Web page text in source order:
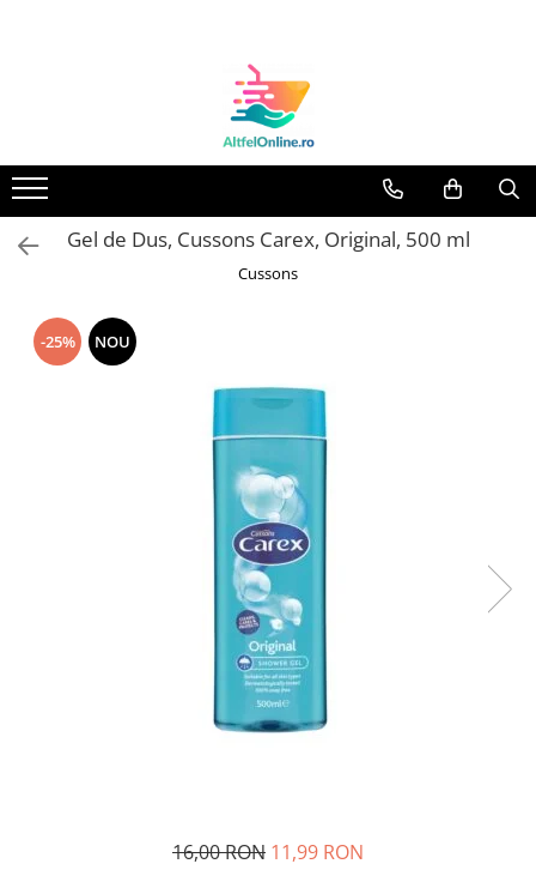
Produse Cosmetice Premium
Reducere 20% la achizitionarea a
minimum 3 produse identice
Oferte
Balsam Rufe
Odorizant Textile Spray
Perle Parfumate
Servetele parfumate rufe
Capsule si Tablete pentru Masina
Intretinere Masina de Spalat Rufe
Gel de Dus, Cussons Carex, Original, 500 ml
Cussons
-25% NOU
16,00 RON 11,99 RON